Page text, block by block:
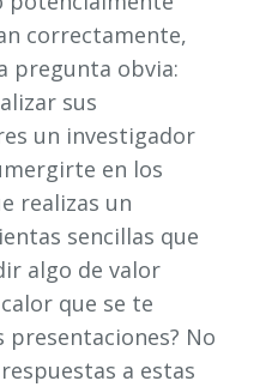
correctamente,
pregunta obvia:
sus
un investigador
en los
realizas un
sencillas que
algo de valor
que se te
presentaciones? No
a estas